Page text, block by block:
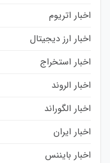
اخبار اتریوم
اخبار ارز دیجیتال
اخبار استخراج
اخبار الروند
اخبار الگوراند
اخبار ایران
اخبار بایننس